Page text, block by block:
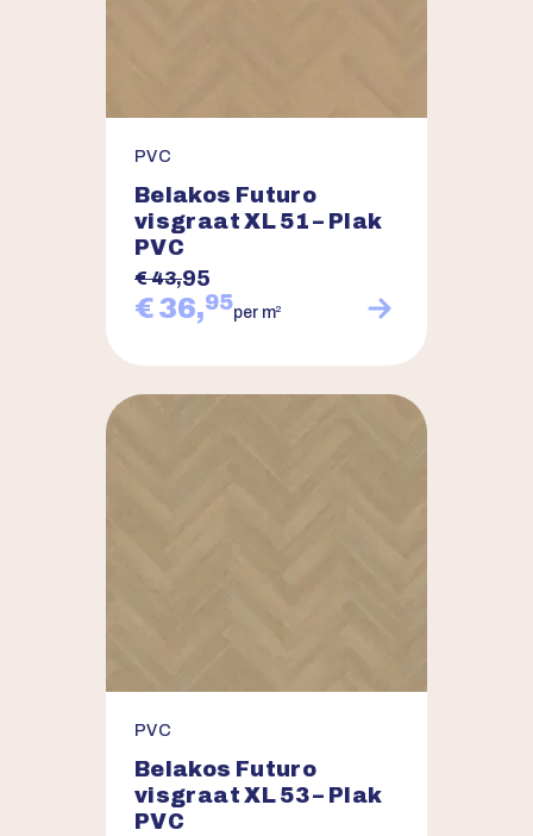
PVC
Belakos Futuro
visgraat XL 51 – Plak
PVC
€ 43,95
€ 36,95per m2
PVC
Belakos Futuro
visgraat XL 53 – Plak
PVC